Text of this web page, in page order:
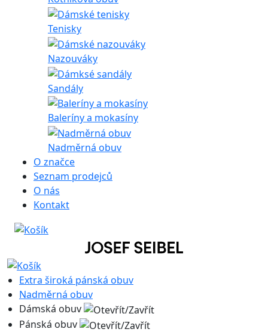
Tenisky
Nazouváky
Sandály
Baleríny a mokasíny
Nadměrná obuv
O značce
Seznam prodejců
O nás
Kontakt
Extra široká pánská obuv
Nadměrná obuv
Dámská obuv
Pánská obuv